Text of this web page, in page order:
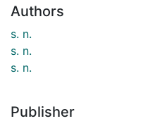
Authors
s. n.
s. n.
s. n.
Publisher